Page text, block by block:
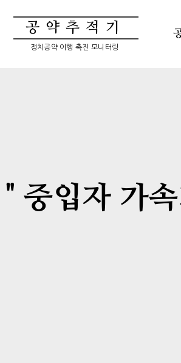
공약추적기
정치공약 이행 촉진 모니터링
" 중입자 가